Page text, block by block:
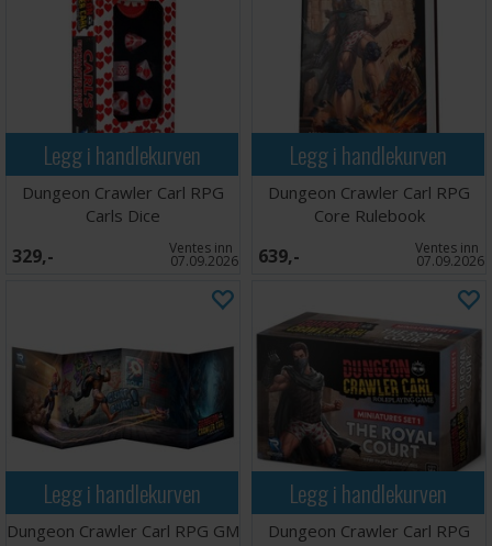
Legg i handlekurven
Dungeon Crawler Carl RPG
Carls Dice
329,- Ventes inn
07.09.2026
Legg i handlekurven
Dungeon Crawler Carl RPG
Core Rulebook
639,- Ventes inn
07.09.2026
Legg i handlekurven
Dungeon Crawler Carl RPG GM
Legg i handlekurven
Dungeon Crawler Carl RPG